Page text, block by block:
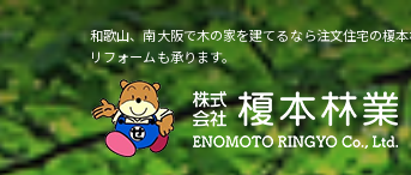
和歌山、南大阪で木の家を建てるなら注文住宅の榎本
リフォームも承ります。